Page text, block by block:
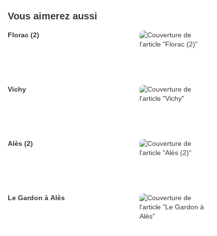
Vous aimerez aussi
Florac (2)
Vichy
Alès (2)
Le Gardon à Alès